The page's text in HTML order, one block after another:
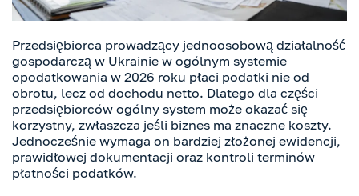
Przedsiębiorca prowadzący jednoosobową działalność
gospodarczą w Ukrainie w ogólnym systemie
opodatkowania w 2026 roku płaci podatki nie od
obrotu, lecz od dochodu netto. Dlatego dla części
przedsiębiorców ogólny system może okazać się
korzystny, zwłaszcza jeśli biznes ma znaczne koszty.
Jednocześnie wymaga on bardziej złożonej ewidencji,
prawidłowej dokumentacji oraz kontroli terminów
płatności podatków.